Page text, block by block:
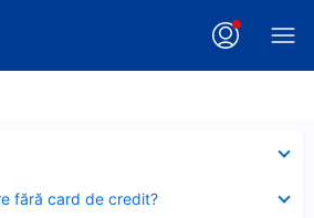
fără card de credit?